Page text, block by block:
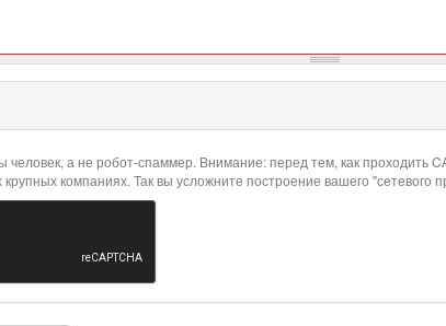
человек, а не робот-спаммер. Внимание: перед тем, как проходить
компаниях. Так вы усложните построение вашего "сетевого